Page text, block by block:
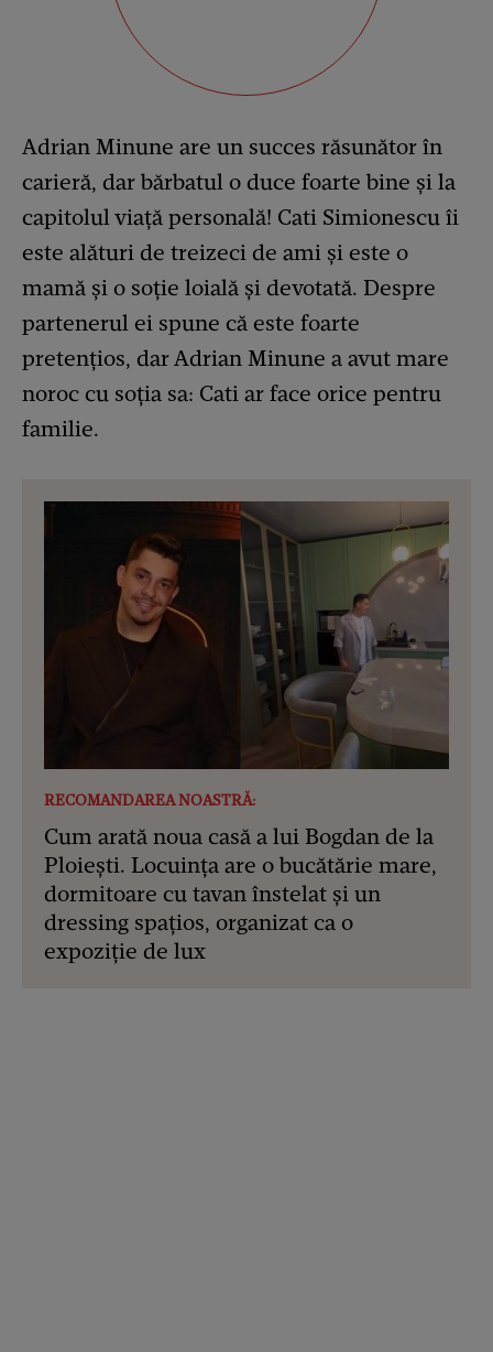
Adrian Minune are un succes răsunător în
carieră, dar bărbatul o duce foarte bine și la
capitolul viață personală! Cati Simionescu îi
este alături de treizeci de ami și este o
mamă și o soție loială și devotată. Despre
partenerul ei spune că este foarte
pretențios, dar Adrian Minune a avut mare
noroc cu soția sa: Cati ar face orice pentru
familie.
RECOMANDAREA NOASTRĂ:
Cum arată noua casă a lui Bogdan de la
Ploiești. Locuința are o bucătărie mare,
dormitoare cu tavan înstelat și un
dressing spațios, organizat ca o
expoziție de lux